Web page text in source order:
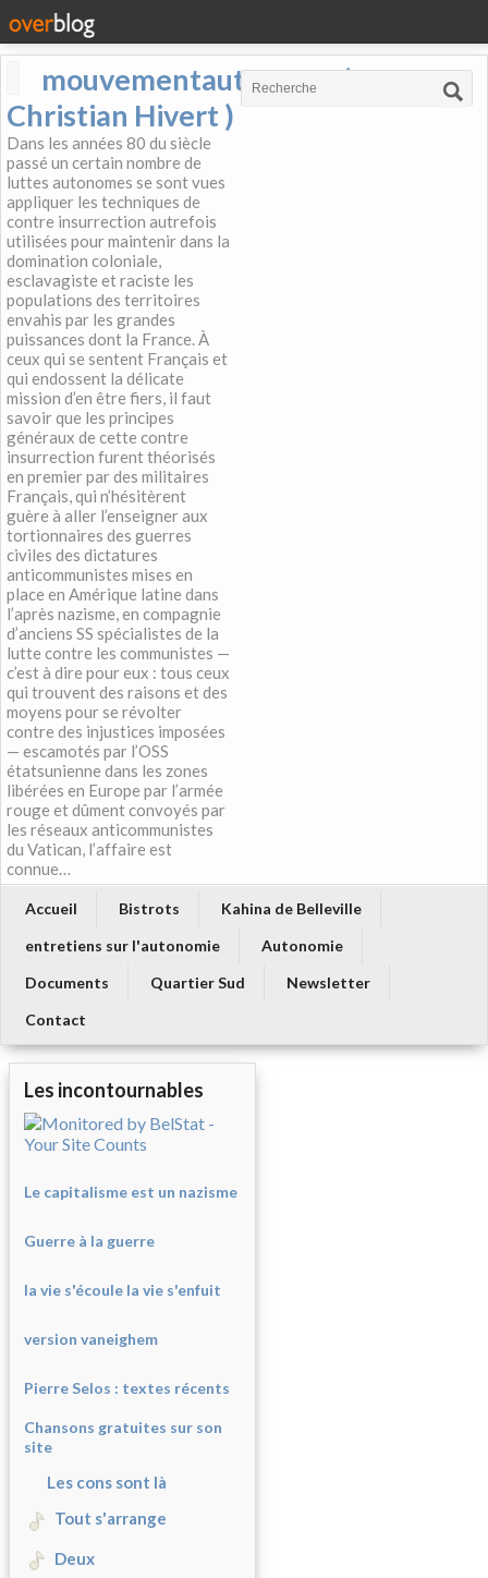
mouvementautonome (
Christian Hivert )
Dans les années 80 du siècle
passé un certain nombre de
luttes autonomes se sont vues
appliquer les techniques de
contre insurrection autrefois
utilisées pour maintenir dans la
domination coloniale,
esclavagiste et raciste les
populations des territoires
envahis par les grandes
puissances dont la France. À
ceux qui se sentent Français et
qui endossent la délicate
mission d’en être fiers, il faut
savoir que les principes
généraux de cette contre
insurrection furent théorisés
en premier par des militaires
Français, qui n’hésitèrent
guère à aller l’enseigner aux
tortionnaires des guerres
civiles des dictatures
anticommunistes mises en
place en Amérique latine dans
l’après nazisme, en compagnie
d’anciens SS spécialistes de la
lutte contre les communistes —
c’est à dire pour eux : tous ceux
qui trouvent des raisons et des
moyens pour se révolter
contre des injustices imposées
— escamotés par l’OSS
étatsunienne dans les zones
libérées en Europe par l’armée
rouge et dûment convoyés par
les réseaux anticommunistes
du Vatican, l’affaire est
connue…
Accueil Bistrots
Kahina de Belleville
entretiens sur l'autonomie
Autonomie
Documents
Quartier Sud
Newsletter
Contact
Les incontournables
Le capitalisme est un nazisme
Guerre à la guerre
la vie s'écoule la vie s'enfuit
version vaneighem
Pierre Selos : textes récents
Chansons gratuites sur son
site
Les cons sont là
Tout s'arrange
Deux